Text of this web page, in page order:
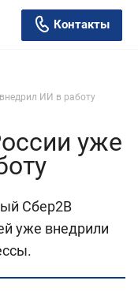
Контакты
ИИ в работу
уже
Сбер2В
уже внедрили